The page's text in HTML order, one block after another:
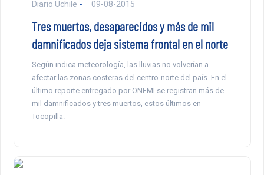
Diario Uchile 09-08-2015
Tres muertos, desaparecidos y más de mil
damnificados deja sistema frontal en el norte
Según indica meteorología, las lluvias no volverían a
afectar las zonas costeras del centro-norte del país. En el
último reporte entregado por ONEMI se registran más de
mil damnificados y tres muertos, estos últimos en
Tocopilla.